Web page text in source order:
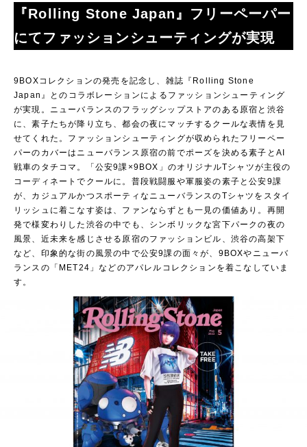
『Rolling Stone Japan』フリーペーパー
にてファッションシューティングが実現
9BOXコレクションの発売を記念し、雑誌『Rolling Stone
Japan』とのコラボレーションによるファッションシューティング
が実現。ニューバランスのフラッグシップストアのある原宿と渋谷
に、素子たちが降り立ち、都会の夜にマッチするクールな表情を見
せてくれた。ファッションシューティングが収められたフリーペー
パーのカバーはニューバランス原宿の前でポーズを決める素子とAI
戦車のタチコマ。「公安9課×9BOX」のオリジナルTシャツが主役の
コーディネートでクールに。普段戦闘服や軍服姿の素子と公安9課
が、カジュアルかつスポーティなニューバランスのTシャツをスタイ
リッシュに着こなす姿は、ファンならずとも一見の価値あり。再開
発で様変わりした渋谷の中でも、シンボリックな宮下パークの夜の
風景、近未来を感じさせる原宿のファッションビル、渋谷の高架下
など、印象的な街の風景の中で公安9課の面々が、9BOXやニューバ
ランスの「MET24」などのアパレルコレクションを着こなしていま
す。